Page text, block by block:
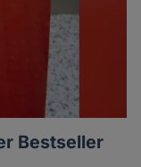
Bestseller